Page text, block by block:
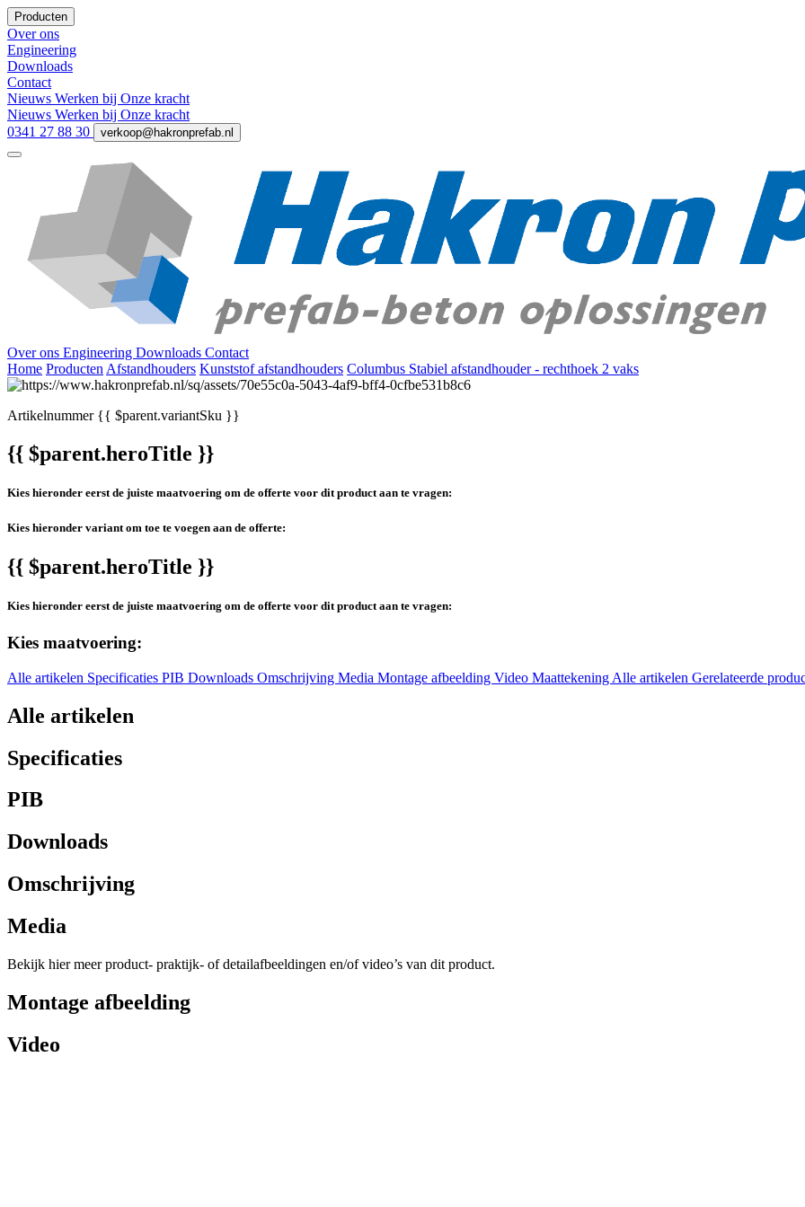
Producten
Over ons
Engineering
Downloads
Contact
Nieuws Werken bij Onze kracht
Nieuws Werken bij Onze kracht
0341 27 88 30
verkoop@hakronprefab.nl
Over ons Engineering Downloads Contact
Home Producten Afstandhouders Kunststof afstandhouders Columbus Stabiel afstandhouder - rechthoek 2 vaks
Artikelnummer{{ $parent.variantSku }}
{{ $parent.heroTitle }}
Kies hieronder eerst de juiste maatvoering om de offerte voor dit product aan te vragen:
Kies hieronder variant om toe te voegen aan de offerte:
{{ $parent.heroTitle }}
Kies hieronder eerst de juiste maatvoering om de offerte voor dit product aan te vragen:
Kies maatvoering:
Alle artikelen Specificaties PIB Downloads Omschrijving Media Montage afbeelding Video Maattekening Alle artikelen Gerelateerde
Alle artikelen
Specificaties
PIB
Downloads
Omschrijving
Media
Bekijk hier meer product- praktijk- of detailafbeeldingen en/of video’s van dit product.
Montage afbeelding
Video